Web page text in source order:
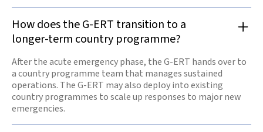
How does the G-ERT transition to a
longer-term country programme?
After the acute emergency phase, the G-ERT hands over to
a country programme team that manages sustained
operations. The G-ERT may also deploy into existing
country programmes to scale up responses to major new
emergencies.